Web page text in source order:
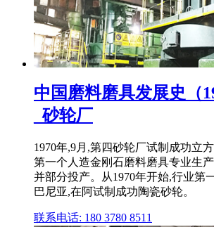
中国磨料磨具发展史（
_砂轮厂
1970年,9月,第四砂轮厂试制成功立
第一个人造金刚石磨料磨具专业生
并部分投产。从1970年开始,行业第
巴尼亚,在阿试制成功陶瓷砂轮。
联系电话: 180 3780 8511